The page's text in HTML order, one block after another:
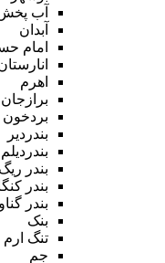
آب
آبدان
امام
اهرم
برازجان
بردخون
بندردیر
بندردیلم
بندر ریگ
بندر
بندر
بنک
تنگ ارم
جم